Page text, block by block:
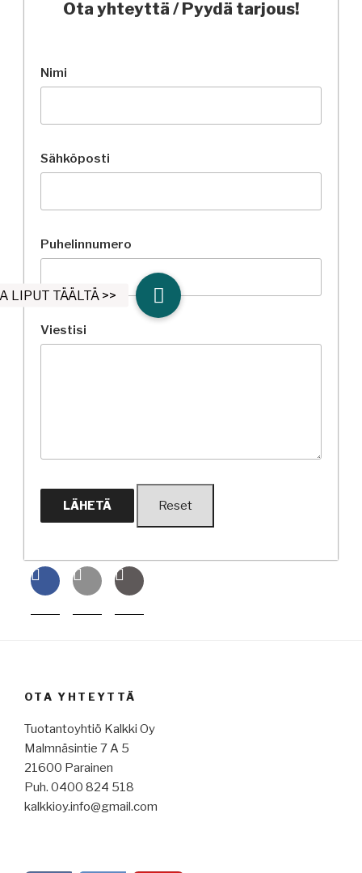
Ota yhteyttä / Pyydä tarjous!
Nimi
Sähköposti
Puhelinnumero
Viestisi
OTA YHTEYTTÄ
Tuotantoyhtiö Kalkki Oy
Malmnäsintie 7 A 5
21600 Parainen
Puh. 0400 824 518
kalkkioy.info@gmail.com